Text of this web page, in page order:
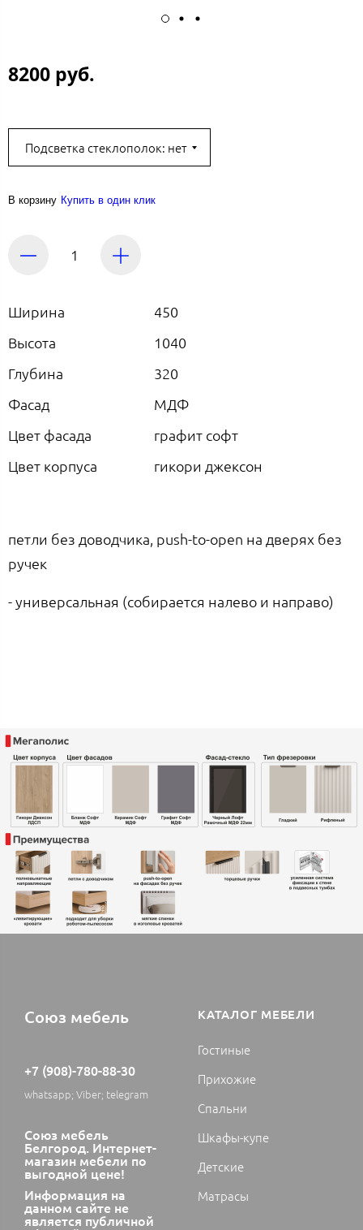
8200 руб.
Подсветка стеклополок: нет
В корзину Купить в один клик
Ширина
450
Высота
1040
Глубина
320
Фасад
МДФ
Цвет фасада
графит софт
Цвет корпуса
гикори джексон
петли без доводчика, push-to-open на дверях без
ручек
- универсальная (собирается налево и направо)
Союз мебель
+7 (908)-780-88-30
whatsapp; Viber; telegram
Союз мебель
Белгород. Интернет-
магазин мебели по
выгодной цене!
Информация на
данном сайте не
является публичной
КАТАЛОГ МЕБЕЛИ
Гостиные
Прихожие
Спальни
Шкафы-купе
Детские
Матрасы